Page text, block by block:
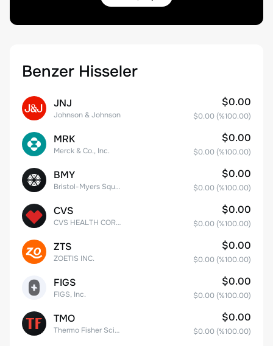
Benzer Hisseler
JNJ
Johnson & Johnson
$0.00
$0.00 (%100.00)
MRK
Merck & Co., Inc.
$0.00
$0.00 (%100.00)
BMY
Bristol-Myers Squibb Co.
$0.00
$0.00 (%100.00)
CVS
CVS HEALTH CORPORATION
$0.00
$0.00 (%100.00)
ZTS
ZOETIS INC.
$0.00
$0.00 (%100.00)
FIGS
FIGS, Inc.
$0.00
$0.00 (%100.00)
TMO
Thermo Fisher Scientific, Inc.
$0.00
$0.00 (%100.00)